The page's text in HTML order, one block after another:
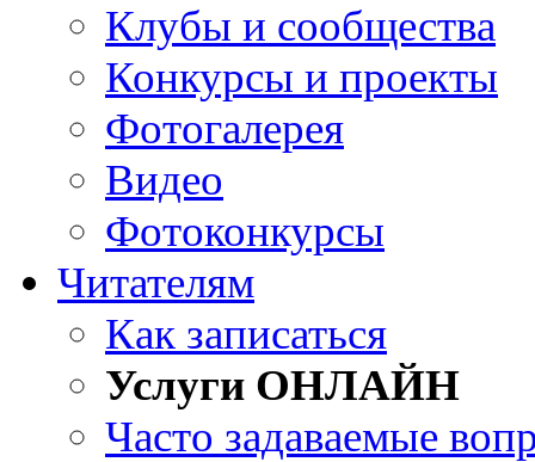
Клубы и сообщества
Конкурсы и проекты
Фотогалерея
Видео
Фотоконкурсы
Читателям
Как записаться
Услуги ОНЛАЙН
Часто задаваемые